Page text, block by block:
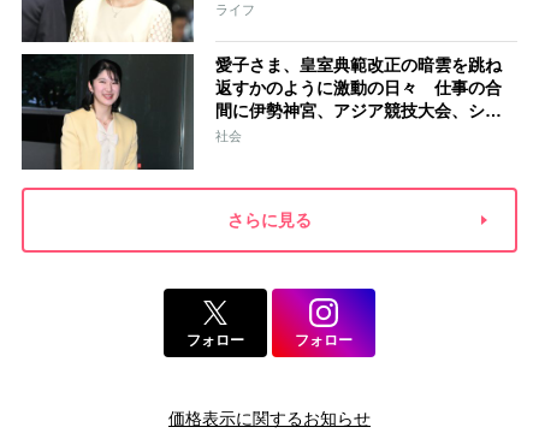
ライフ
愛子さま、皇室典範改正の暗雲を跳ね
返すかのように激動の日々 仕事の合
間に伊勢神宮、アジア競技大会、シン
ガポール…スケジュールはびっしり
社会
さらに見る
フォロー フォロー
価格表示に関するお知らせ